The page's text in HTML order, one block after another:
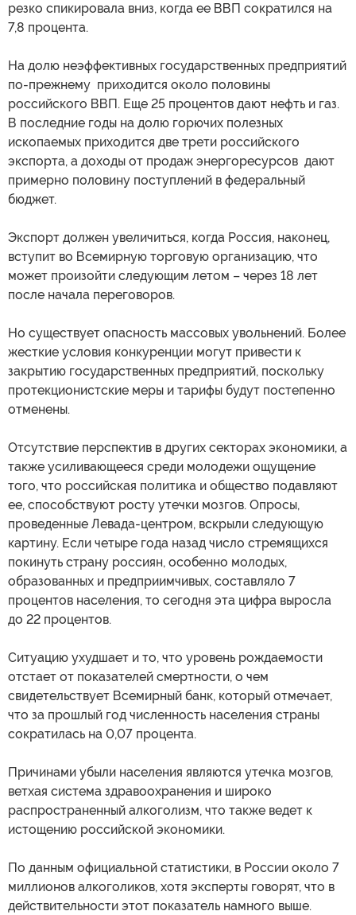
резко спикировала вниз, когда ее ВВП сократился на
7,8 процента.
На долю неэффективных государственных предприятий
по-прежнему приходится около половины
российского ВВП. Еще 25 процентов дают нефть и газ.
В последние годы на долю горючих полезных
ископаемых приходится две трети российского
экспорта, а доходы от продаж энергоресурсов дают
примерно половину поступлений в федеральный
бюджет.
Экспорт должен увеличиться, когда Россия, наконец,
вступит во Всемирную торговую организацию, что
может произойти следующим летом – через 18 лет
после начала переговоров.
Но существует опасность массовых увольнений. Более
жесткие условия конкуренции могут привести к
закрытию государственных предприятий, поскольку
протекционистские меры и тарифы будут постепенно
отменены.
Отсутствие перспектив в других секторах экономики, а
также усиливающееся среди молодежи ощущение
того, что российская политика и общество подавляют
ее, способствуют росту утечки мозгов. Опросы,
проведенные Левада-центром, вскрыли следующую
картину. Если четыре года назад число стремящихся
покинуть страну россиян, особенно молодых,
образованных и предприимчивых, составляло 7
процентов населения, то сегодня эта цифра выросла
до 22 процентов.
Ситуацию ухудшает и то, что уровень рождаемости
отстает от показателей смертности, о чем
свидетельствует Всемирный банк, который отмечает,
что за прошлый год численность населения страны
сократилась на 0,07 процента.
Причинами убыли населения являются утечка мозгов,
ветхая система здравоохранения и широко
распространенный алкоголизм, что также ведет к
истощению российской экономики.
По данным официальной статистики, в России около 7
миллионов алкоголиков, хотя эксперты говорят, что в
действительности этот показатель намного выше.